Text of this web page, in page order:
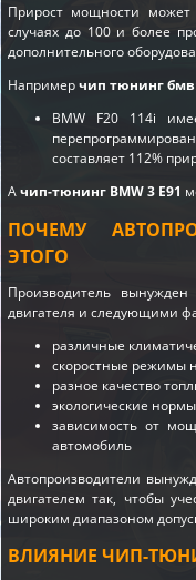
Прирост мощности может
случаях до 100 и более
дополнительного
Напримерчип тюнинг бмв
BMW F20 114i
составляет 112%
Ачип-тюнинг BMW 3 E91
ПОЧЕМУ
ЭТОГО
Производитель
двигателя и следующими
различные
скоростные режимы
разное качество
экологические
зависимость от
автомобиль
Автопроизводители
двигателем так, чтобы
широким диапазоном
ВЛИЯНИЕ ЧИП-